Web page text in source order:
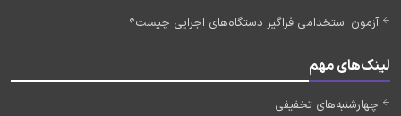
آزمون استخدامی فراگیر دستگاه‌های اجرایی چیست؟
لینک‌های مهم
چهارشنبه‌های تخفیفی